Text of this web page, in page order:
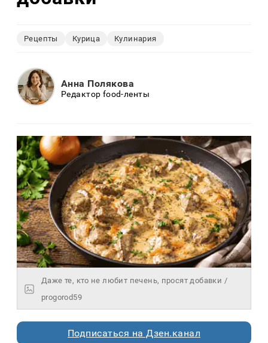
Рецепты Курица Кулинария
Анна Полякова
Редактор food-ленты
Даже те, кто не любит печень, просят добавки /
progorod59
Подписаться на Дзен.канал